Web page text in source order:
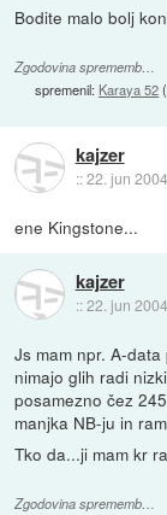
Bodite malo bolj
Zgodovina sprememb…
spremenil: Karaya 52(
kajzer
::22. jun
ene Kingstone...
kajzer
::22. jun
Js mam npr. A-
nimajo glih radi
posamezno čez
manjka NB-ju in
Tko da...ji mam kr
Zgodovina sprememb…